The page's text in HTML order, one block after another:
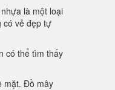
là một loại
có vẻ đẹp tự
có thể tìm thấy
mặt. Đồ mây